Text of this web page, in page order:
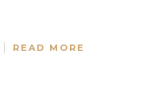
READ MORE